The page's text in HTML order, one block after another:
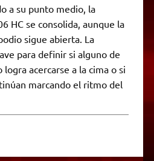
a su punto medio, la
HC se consolida, aunque la
sigue abierta. La
para definir si alguno de
acercarse a la cima o si
marcando el ritmo del